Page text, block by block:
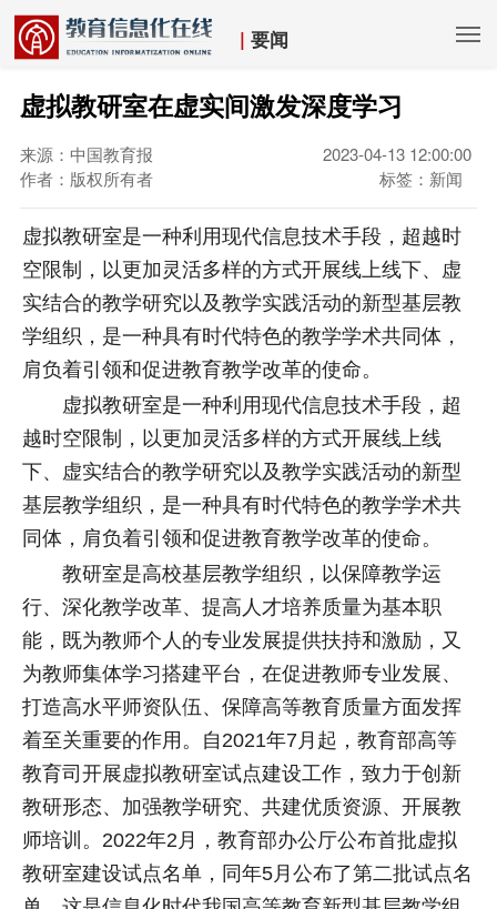
| 要闻
虚拟教研室在虚实间激发深度学习
来源：中国教育报
2023-04-13 12:00:00
作者：版权所有者
标签：新闻
虚拟教研室是一种利用现代信息技术手段，超越时
空限制，以更加灵活多样的方式开展线上线下、虚
实结合的教学研究以及教学实践活动的新型基层教
学组织，是一种具有时代特色的教学学术共同体，
肩负着引领和促进教育教学改革的使命。
虚拟教研室是一种利用现代信息技术手段，超
越时空限制，以更加灵活多样的方式开展线上线
下、虚实结合的教学研究以及教学实践活动的新型
基层教学组织，是一种具有时代特色的教学学术共
同体，肩负着引领和促进教育教学改革的使命。
教研室是高校基层教学组织，以保障教学运
行、深化教学改革、提高人才培养质量为基本职
能，既为教师个人的专业发展提供扶持和激励，又
为教师集体学习搭建平台，在促进教师专业发展、
打造高水平师资队伍、保障高等教育质量方面发挥
着至关重要的作用。自2021年7月起，教育部高等
教育司开展虚拟教研室试点建设工作，致力于创新
教研形态、加强教学研究、共建优质资源、开展教
师培训。2022年2月，教育部办公厅公布首批虚拟
教研室建设试点名单，同年5月公布了第二批试点名